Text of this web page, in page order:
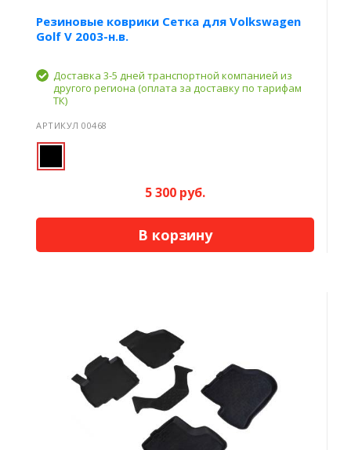
Резиновые коврики Сетка для Volkswagen
Golf V 2003-н.в.
Доставка 3-5 дней транспортной компанией из
другого региона (оплата за доставку по тарифам
ТК)
АРТИКУЛ 00468
5 300 руб.
В корзину